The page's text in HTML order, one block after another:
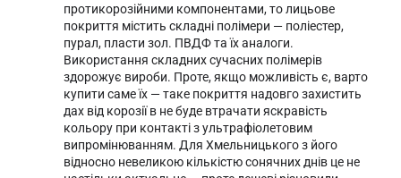
протикорозійними компонентами, то лицьове
покриття містить складні полімери — поліестер,
пурал, пласти зол. ПВДФ та їх аналоги.
Використання складних сучасних полімерів
здорожує вироби. Проте, якщо можливість є, варто
купити саме їх — таке покриття надовго захистить
дах від корозії в не буде втрачати яскравість
кольору при контакті з ультрафіолетовим
випромінюванням. Для Хмельницького з його
відносно невеликою кількістю сонячних днів це не